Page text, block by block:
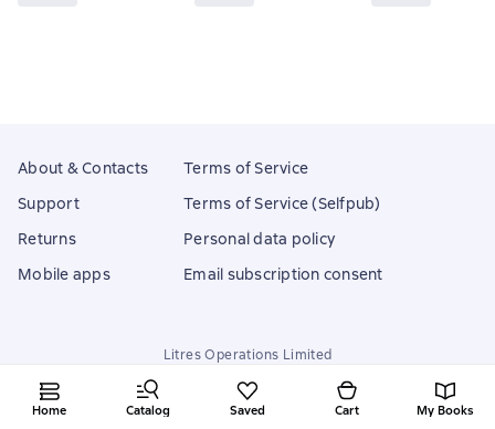
Home Catalog Saved Cart My Books
About & Contacts
Support
Returns
Mobile apps
Terms of Service
Terms of Service (Selfpub)
Personal data policy
Email subscription consent
Litres Operations Limited